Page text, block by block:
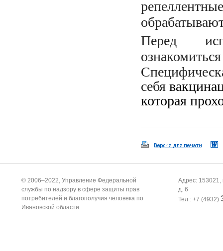
Перед
себя
которая
© 2006–2022, Управление Федеральной
службы по надзору в сфере защиты прав
потребителей и благополучия человека по
Ивановской области
Адрес: 153021,
д. 6
Тел.: +7 (4932)